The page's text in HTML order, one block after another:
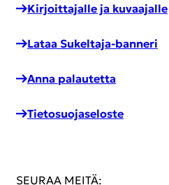
Kir­joit­ta­jal­le ja ku­vaa­jal­le
Lataa Sukeltaja-​banneri
Anna pa­lau­tet­ta
Tie­to­suo­ja­se­los­te
SEU­RAA MEITÄ: